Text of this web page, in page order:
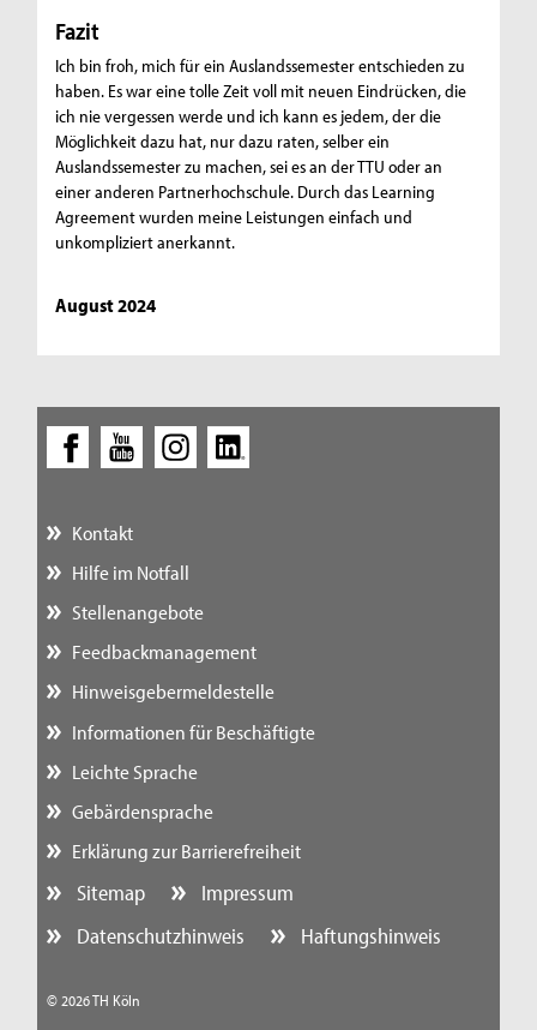
Fazit
Ich bin froh, mich für ein Auslandssemester entschieden zu
haben. Es war eine tolle Zeit voll mit neuen Eindrücken, die
ich nie vergessen werde und ich kann es jedem, der die
Möglichkeit dazu hat, nur dazu raten, selber ein
Auslandssemester zu machen, sei es an der TTU oder an
einer anderen Partnerhochschule. Durch das Learning
Agreement wurden meine Leistungen einfach und
unkompliziert anerkannt.
August 2024
Kontakt
Hilfe im Notfall
Stellenangebote
Feedbackmanagement
Hinweisgebermeldestelle
Informationen für Beschäftigte
Leichte Sprache
Gebärdensprache
Erklärung zur Barrierefreiheit
Sitemap
Impressum
Datenschutzhinweis
Haftungshinweis
© 2026 TH Köln